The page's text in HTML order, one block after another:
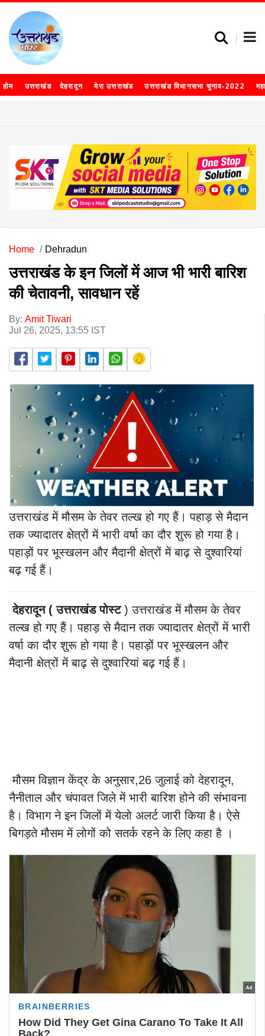
होम उत्तराखंड देहरादून मेरा उत्तराखंड उत्तराखंड विधानसभा चुनाव-2022
Home Dehradun
उत्तराखंड के इन जिलों में आज भी भारी बारिश
की चेतावनी, सावधान रहें
By: Amit Tiwari
Jul 26, 2025, 13:55 IST
उत्तराखंड में मौसम के तेवर तल्ख हो गए हैं। पहाड़ से मैदान
तक ज्यादातर क्षेत्रों में भारी वर्षा का दौर शुरू हो गया है।
पहाड़ों पर भूस्खलन और मैदानी क्षेत्रों में बाढ़ से दुश्वारियां
बढ़ गई हैं।
देहरादून ( उत्तराखंड पोस्ट) उत्तराखंड में मौसम के तेवर
तल्ख हो गए हैं। पहाड़ से मैदान तक ज्यादातर क्षेत्रों में भारी
वर्षा का दौर शुरू हो गया है। पहाड़ों पर भूस्खलन और
मैदानी क्षेत्रों में बाढ़ से दुश्वारियां बढ़ गई हैं।
मौसम विज्ञान केंद्र के अनुसार,26 जुलाई को देहरादून,
नैनीताल और चंपावत जिले में भारी बारिश होने की संभावना
है। विभाग ने इन जिलों में येलो अलर्ट जारी किया है। ऐसे
बिगड़ते मौसम में लोगों को सतर्क रहने के लिए कहा है ।